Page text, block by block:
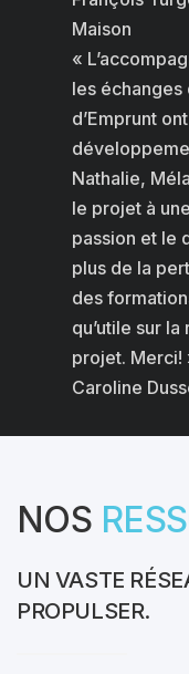
Maison
«
les échanges
d’Emprunt
Nathalie,
le projet à
passion et le
plus de la
des
qu’utile sur
projet. Merci!
Caroline
NOS
UN VASTE
PROPULSER.